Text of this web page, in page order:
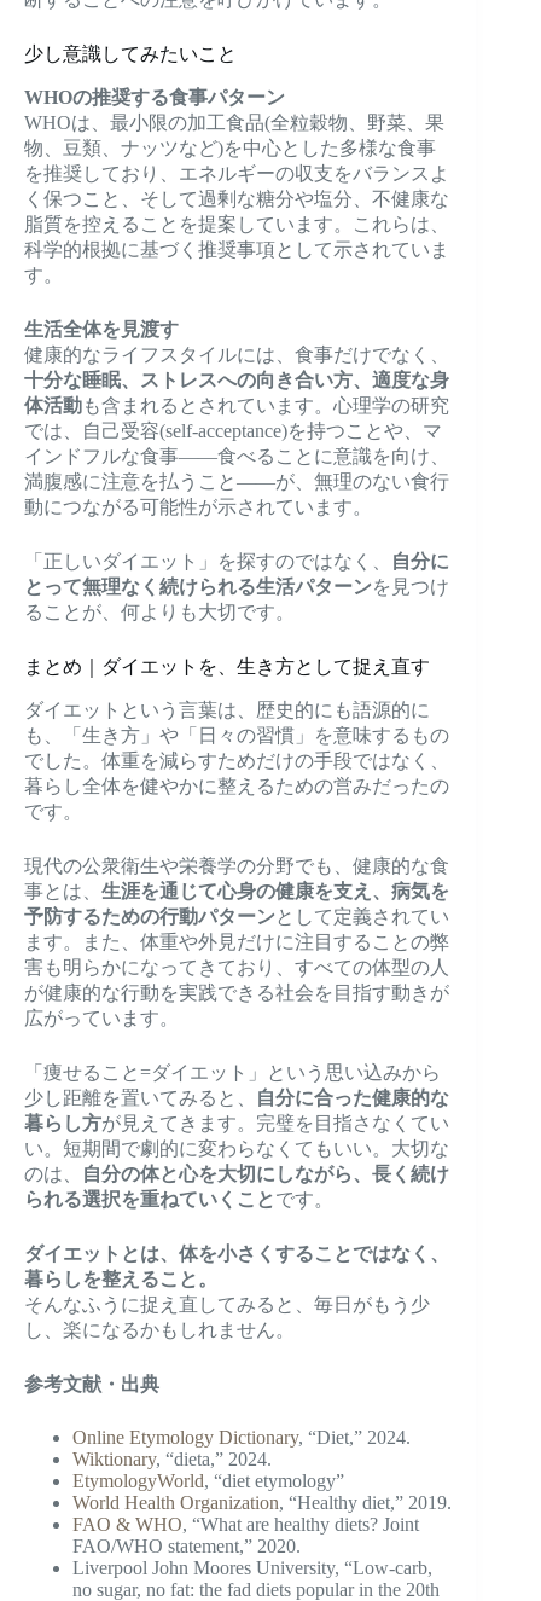
少し意識してみたいこと
WHOの推奨する食事パターン
WHOは、最小限の加工食品(全粒穀物、野菜、果
物、豆類、ナッツなど)を中心とした多様な食事
を推奨しており、エネルギーの収支をバランスよ
く保つこと、そして過剰な糖分や塩分、不健康な
脂質を控えることを提案しています。これらは、
科学的根拠に基づく推奨事項として示されていま
す。
生活全体を見渡す
健康的なライフスタイルには、食事だけでなく、
十分な睡眠、ストレスへの向き合い方、適度な身
体活動も含まれるとされています。心理学の研究
では、自己受容(self-acceptance)を持つことや、マ
インドフルな食事——食べることに意識を向け、
満腹感に注意を払うこと——が、無理のない食行
動につながる可能性が示されています。
「正しいダイエット」を探すのではなく、
自分に
とって無理なく続けられる生活パターンを見つけ
ることが、何よりも大切です。
まとめ｜ダイエットを、生き方として捉え直す
ダイエットという言葉は、歴史的にも語源的に
も、「生き方」や「日々の習慣」を意味するもの
でした。体重を減らすためだけの手段ではなく、
暮らし全体を健やかに整えるための営みだったの
です。
現代の公衆衛生や栄養学の分野でも、健康的な食
事とは、 生涯を通じて心身の健康を支え、病気を
予防するための行動パターン として定義されてい
ます。また、体重や外見だけに注目することの弊
害も明らかになってきており、すべての体型の人
が健康的な行動を実践できる社会を目指す動きが
広がっています。
「痩せること=ダイエット」という思い込みから
少し距離を置いてみると、
自分に合った健康的な
暮らし方が見えてきます。完璧を目指さなくてい
い。短期間で劇的に変わらなくてもいい。大切な
のは、
自分の体と心を大切にしながら、長く続け
られる選択を重ねていくことです。
ダイエットとは、体を小さくすることではなく、
暮らしを整えること。
そんなふうに捉え直してみると、毎日がもう少
し、楽になるかもしれません。
参考文献・出典
Online Etymology Dictionary, “Diet,” 2024.
Wiktionary, “dieta,” 2024.
EtymologyWorld, “diet etymology”
World Health Organization, “Healthy diet,” 2019.
FAO & WHO, “What are healthy diets? Joint
FAO/WHO statement,” 2020.
Liverpool John Moores University, “Low-carb,
no sugar, no fat: the fad diets popular in the 20th